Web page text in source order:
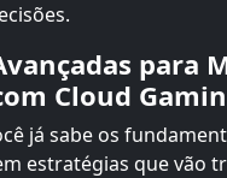
para
Cloud
já sabe os
estratégias que vão